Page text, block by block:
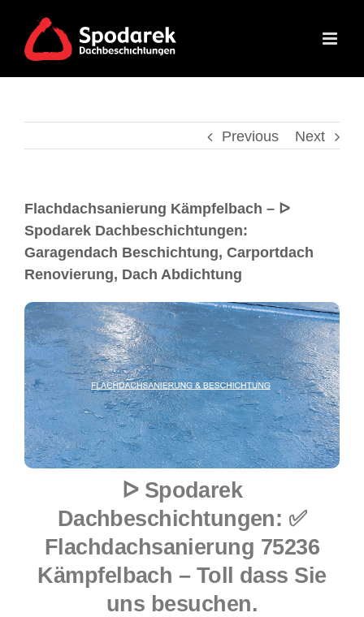
Previous Next
Flachdachsanierung Kämpfelbach – ᐅ
Spodarek Dachbeschichtungen:
Garagendach Beschichtung, Carportdach
Renovierung, Dach Abdichtung
ᐅ Spodarek
Dachbeschichtungen: ✅
Flachdachsanierung 75236
Kämpfelbach – Toll dass Sie
uns besuchen.